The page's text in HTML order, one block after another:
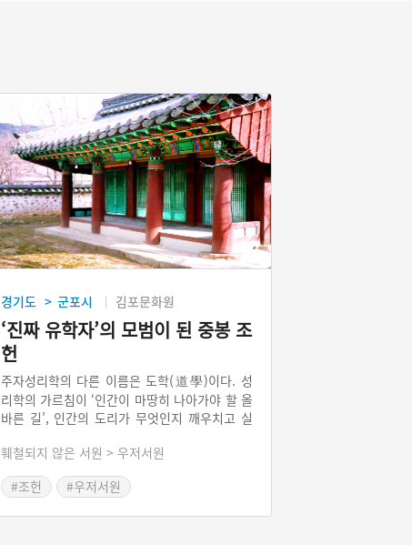
경기도 > 군포시 김포문화원
‘진짜 유학자’의 모범이 된 중봉 조
헌
주자성리학의 다른 이름은 도학(道學)이다. 성
리학의 가르침이 ‘인간이 마땅히 나아가야 할 올
바른 길’, 인간의 도리가 무엇인지 깨우치고 실
기에 의리와 절의, 그리고 실천이 더 강조된다.
의리를 위해 죽는 것이 쉽지 않았기 때문에
‘의’만을 생각하며 전장에 나선 중봉은 유학자들
훼철되지 않은 서원 > 우저서원
#조헌
#우저서원